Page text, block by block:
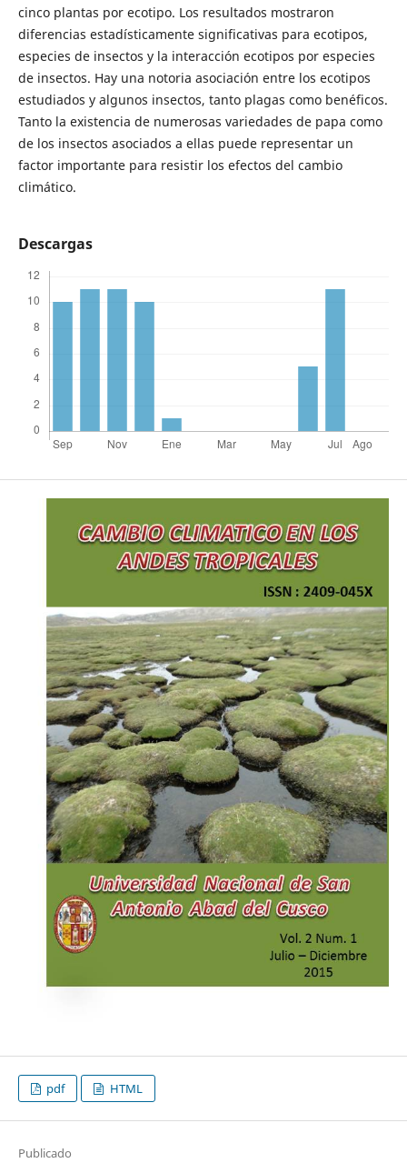
cinco plantas por ecotipo. Los resultados mostraron
diferencias estadísticamente significativas para ecotipos,
especies de insectos y la interacción ecotipos por especies
de insectos. Hay una notoria asociación entre los ecotipos
estudiados y algunos insectos, tanto plagas como benéficos.
Tanto la existencia de numerosas variedades de papa como
de los insectos asociados a ellas puede representar un
factor importante para resistir los efectos del cambio
climático.
Descargas
pdf HTML
Publicado